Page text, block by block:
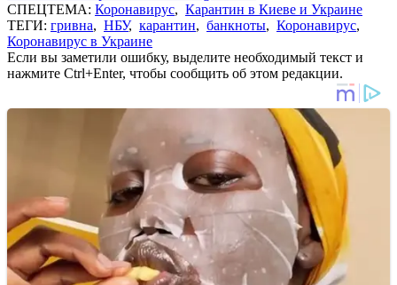
СПЕЦТЕМА: Коронавирус, Карантин в Киеве и Украине
ТЕГИ: гривна, НБУ, карантин, банкноты, Коронавирус,
Коронавирус в Украине
Если вы заметили ошибку, выделите необходимый текст и
нажмите Ctrl+Enter, чтобы сообщить об этом редакции.